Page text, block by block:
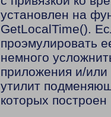
установлен на
GetLocalTime().
проэмулировать
немного
приложения и/или
утилит
которых